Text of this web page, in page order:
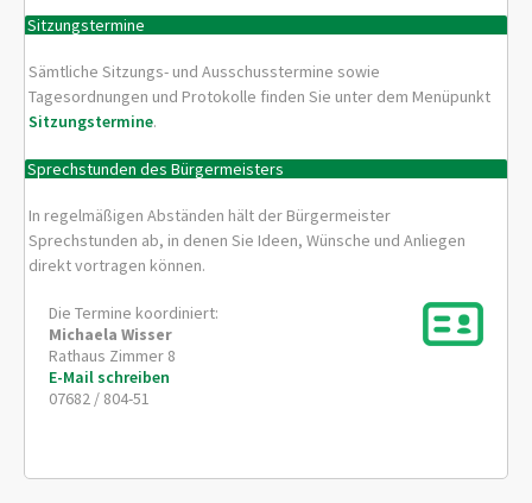
Sitzungstermine
Sämtliche Sitzungs- und Ausschusstermine sowie
Tagesordnungen und Protokolle finden Sie unter dem Menüpunkt
Sitzungstermine.
Sprechstunden des Bürgermeisters
In regelmäßigen Abständen hält der Bürgermeister
Sprechstunden ab, in denen Sie Ideen, Wünsche und Anliegen
direkt vortragen können.
Die Termine koordiniert:
Michaela Wisser
Rathaus Zimmer 8
E-Mail schreiben
07682 / 804-51